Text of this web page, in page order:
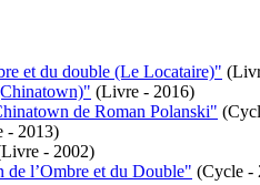
et du double (Le Locataire)"
(Livre - 2016)
de Roman Polanski"
- 2013)
- 2002)
de l’Ombre et du Double" (Cycle -